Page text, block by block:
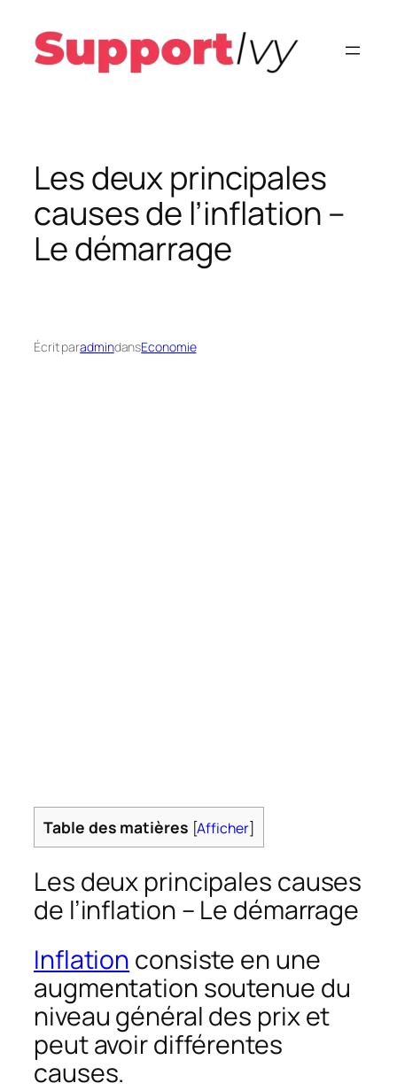
contenu
Les deux principales
causes de l’inflation –
Le démarrage
Écrit paradmindansEconomie
Table des matières [Afficher]
Les deux principales causes
de l’inflation – Le démarrage
Inflation consiste en une
augmentation soutenue du
niveau général des prix et
peut avoir différentes
causes.